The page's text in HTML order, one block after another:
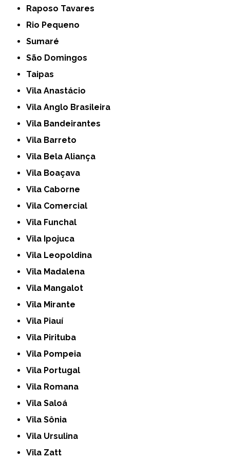
Raposo Tavares
Rio Pequeno
Sumaré
São Domingos
Taipas
Vila Anastácio
Vila Anglo Brasileira
Vila Bandeirantes
Vila Barreto
Vila Bela Aliança
Vila Boaçava
Vila Caborne
Vila Comercial
Vila Funchal
Vila Ipojuca
Vila Leopoldina
Vila Madalena
Vila Mangalot
Vila Mirante
Vila Piauí
Vila Pirituba
Vila Pompeia
Vila Portugal
Vila Romana
Vila Saloá
Vila Sônia
Vila Ursulina
Vila Zatt